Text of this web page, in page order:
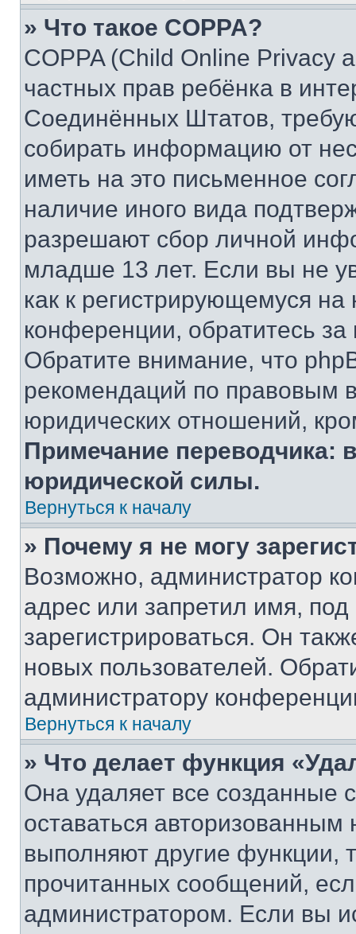
» Что такое COPPA?
COPPA (Child Online Privacy
частных прав ребёнка в
Соединённых Штатов,
собирать информацию от
иметь на это письменное
наличие иного вида
разрешают сбор личной
младше 13 лет. Если вы не
как к регистрирующемуся
конференции, обратитесь
Обратите внимание, что
рекомендаций по правовым
юридических отношений,
Примечание переводчика:
юридической силы.
Вернуться к началу
» Почему я не могу
Возможно, администратор
адрес или запретил имя,
зарегистрироваться. Он
новых пользователей.
администратору
Вернуться к началу
» Что делает функция
Она удаляет все созданные
оставаться
выполняют другие функции,
прочитанных сообщений,
администратором. Если вы